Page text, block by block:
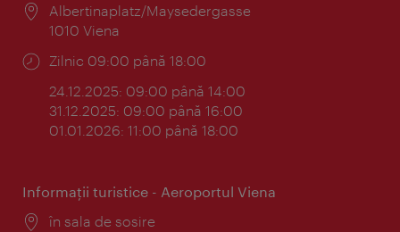
Locul:
Albertinaplatz/Maysedergasse
1010 Viena
Program:
Zilnic 09:00 până 18:00
24.12.2025: 09:00 până 14:00
31.12.2025: 09:00 până 16:00
01.01.2026: 11:00 până 18:00
Informaţii turistice - Aeroportul Viena
Locul:
în sala de sosire